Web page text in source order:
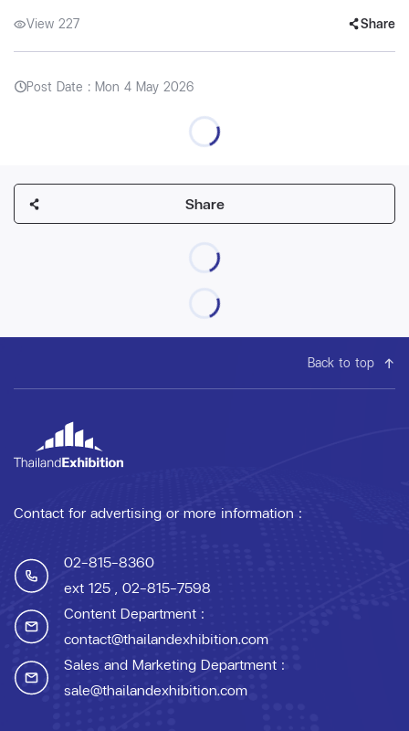
View 227 Share
Post Date : Mon 4 May 2026
Share
Back to top
Contact for advertising or more information :
02-815-8360
ext 125 , 02-815-7598
Content Department :
contact@thailandexhibition.com
Sales and Marketing Department :
sale@thailandexhibition.com